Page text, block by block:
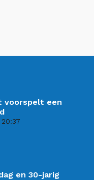
voorspelt een
20:37
en 30-jarig